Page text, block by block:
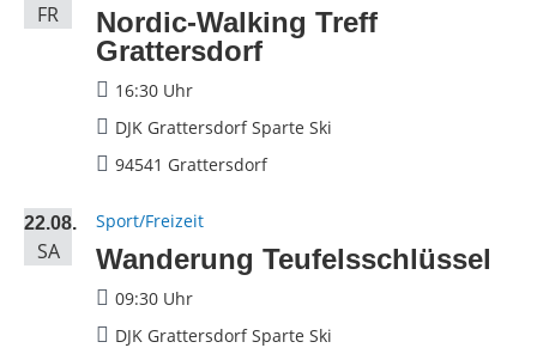
FR
Nordic-Walking Treff
Grattersdorf
16:30 Uhr
DJK Grattersdorf Sparte Ski
94541 Grattersdorf
22.08.
SA
Sport/Freizeit
Wanderung Teufelsschlüssel
09:30 Uhr
DJK Grattersdorf Sparte Ski